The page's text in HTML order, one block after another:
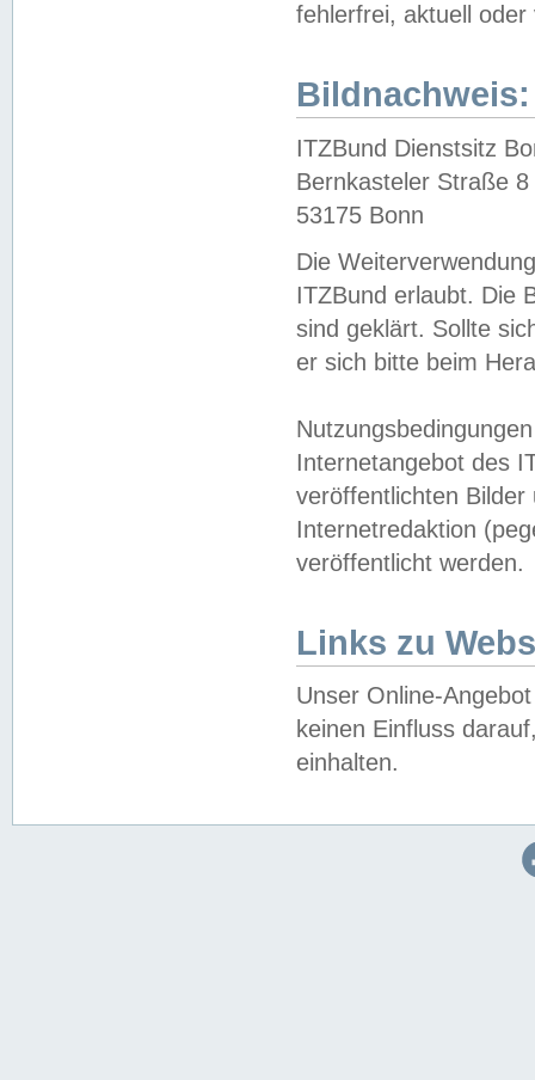
fehlerfrei, aktuell oder
Bildnachweis:
ITZBund Dienstsitz
Bernkasteler Straße 8
53175 Bonn
Die
ITZBund erlaubt. Die
sind geklärt. Sollte
er sich bitte beim
Internetangebot des
veröffentlichten
Internetredaktion
veröffentlicht werden.
Links zu
Unser Online-
keinen Einfluss
einhalten.